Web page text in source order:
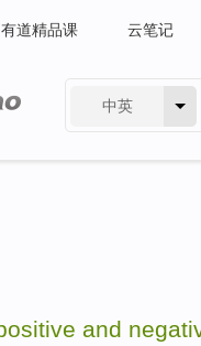
有道精品课 云笔记
中英
and